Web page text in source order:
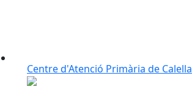
Centre d'Atenció Primària de Calella